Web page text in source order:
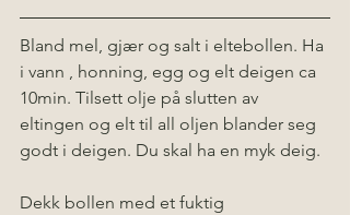
Bland mel, gjær og salt i eltebollen. Ha
i vann , honning, egg og elt deigen ca
10min. Tilsett olje på slutten av
eltingen og elt til all oljen blander seg
godt i deigen. Du skal ha en myk deig.
Dekk bollen med et fuktig